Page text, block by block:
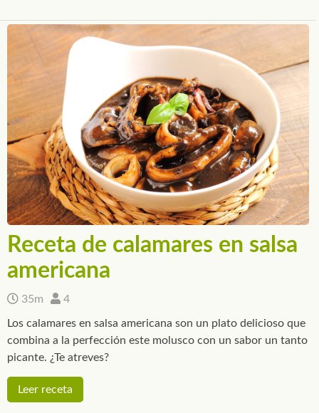
Receta de calamares en salsa
americana
35m 4
Los calamares en salsa americana son un plato delicioso que
combina a la perfección este molusco con un sabor un tanto
picante. ¿Te atreves?
Leer receta